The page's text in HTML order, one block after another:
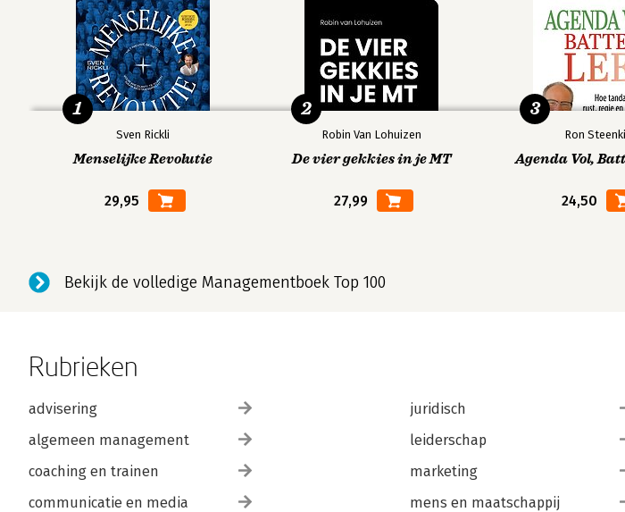
Sven Rickli
Menselijke Revolutie
29,95
1
Robin Van Lohuizen
De vier gekkies in je MT
27,99
2
Ron
Agenda Vol,
24,50
3
Bekijk de volledige Managementboek Top 100
Rubrieken
advisering
algemeen management
coaching en trainen
communicatie en media
juridisch
leiderschap
marketing
mens en maatschappij